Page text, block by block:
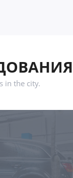
in the city.